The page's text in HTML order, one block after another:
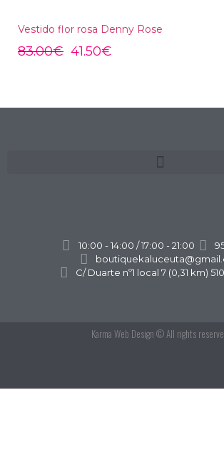
Vestido flor rosa Denny Rose
83.00€ 41.50€
10:00 - 14:00 / 17:00 - 21:00
C/ Duarte nº1 local 7 (0,31 km)
Karma Web Design © All rights